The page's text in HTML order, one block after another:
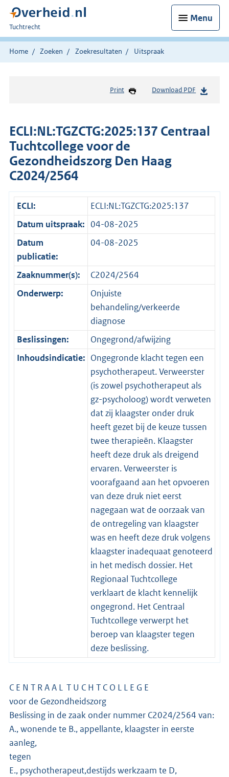
Menu
U
bent
hier:
Tuchtrecht
Home Zoeken Zoekresultaten Uitspraak
Print Download PDF
ECLI:NL:TGZCTG:2025:137 Centraal
Tuchtcollege voor de
Gezondheidszorg Den Haag
C2024/2564
ECLI:
ECLI:NL:TGZCTG:2025:137
Datum uitspraak: 04-08-2025
Datum
publicatie:
04-08-2025
Zaaknummer(s):
C2024/2564
Onderwerp:
Onjuiste
behandeling/verkeerde
diagnose
Beslissingen:
Ongegrond/afwijzing
Inhoudsindicatie: Ongegronde klacht tegen een
psychotherapeut. Verweerster
(is zowel psychotherapeut als
gz-psycholoog) wordt verweten
dat zij klaagster onder druk
heeft gezet bij de keuze tussen
twee therapieën. Klaagster
heeft deze druk als dreigend
ervaren. Verweerster is
voorafgaand aan het opvoeren
van deze druk niet eerst
nagegaan wat de oorzaak van
de ontregeling van klaagster
was en heeft deze druk volgens
klaagster inadequaat genoteerd
in het medisch dossier. Het
Regionaal Tuchtcollege
verklaart de klacht kennelijk
ongegrond. Het Centraal
Tuchtcollege verwerpt het
beroep van klaagster tegen
deze beslissing.
C E N T R A A L T U C H T C O L L E G E
voor de Gezondheidszorg
Beslissing in de zaak onder nummer C2024/2564 van:
A., wonende te B., appellante, klaagster in eerste
aanleg,
tegen
E., psychotherapeut,destijds werkzaam te D,